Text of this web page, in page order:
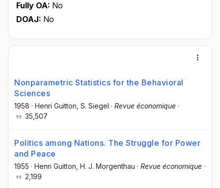
Fully OA: No
DOAJ: No
Nonparametric Statistics for the Behavioral
Sciences
1958 · Henri Guitton , S. Siegel · Revue économique ·
35,507
Politics among Nations. The Struggle for Power
and Peace
1955 · Henri Guitton , H. J. Morgenthau · Revue économique ·
2,199